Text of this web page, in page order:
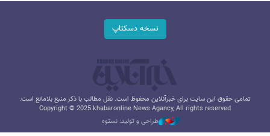
نسخه دسکتاپ
تمامی حقوق این سایت برای خبرآنلاین محفوظ است. نقل مطالب با ذکر منبع بلامانع است.
Copyright © 2025 khabaronline News Agancy, All rights reserved
طراحی و تولید: نستوه